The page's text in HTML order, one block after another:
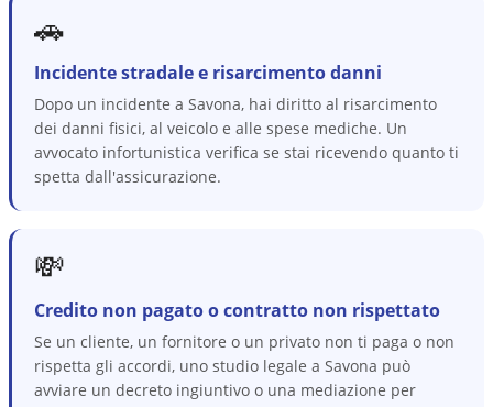
🚗
Incidente stradale e risarcimento danni
Dopo un incidente a Savona, hai diritto al risarcimento
dei danni fisici, al veicolo e alle spese mediche. Un
avvocato infortunistica verifica se stai ricevendo quanto ti
spetta dall'assicurazione.
💸
Credito non pagato o contratto non rispettato
Se un cliente, un fornitore o un privato non ti paga o non
rispetta gli accordi, uno studio legale a Savona può
avviare un decreto ingiuntivo o una mediazione per